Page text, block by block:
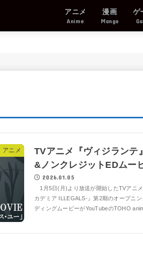
アニメ
Anime
漫画
Manga
ゲ
アニメ
TVアニメ『ヴィジランテ
&ノンクレジットEDムー
2026.01.05
1月5日(月)より放送が開始したTVアニ
カデミア ILLEGALS-』第2期のオープニ
ディングムービーがYouTubeのTOHO